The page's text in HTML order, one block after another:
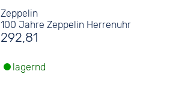
Zeppelin
100 Jahre Zeppelin Herrenuhr
292,81
lagernd